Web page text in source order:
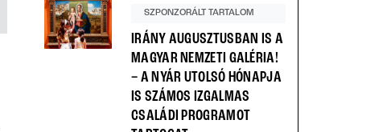
SZPONZORÁLT TARTALOM
IRÁNY AUGUSZTUSBAN IS A
MAGYAR NEMZETI GALÉRIA!
– A NYÁR UTOLSÓ HÓNAPJA
IS SZÁMOS IZGALMAS
CSALÁDI PROGRAMOT